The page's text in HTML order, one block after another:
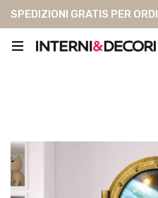
SPEDIZIONI GRATIS PER